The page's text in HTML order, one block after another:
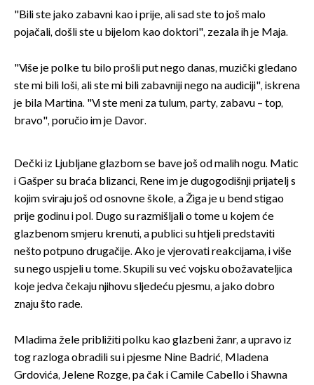
"Bili ste jako zabavni kao i prije, ali sad ste to još malo
pojačali, došli ste u bijelom kao doktori", zezala ih je Maja.
"Više je polke tu bilo prošli put nego danas, muzički gledano
ste mi bili loši, ali ste mi bili zabavniji nego na audiciji", iskrena
je bila Martina. "Vi ste meni za tulum, party, zabavu – top,
bravo", poručio im je Davor.
Dečki iz Ljubljane glazbom se bave još od malih nogu. Matic
i Gašper su braća blizanci, Rene im je dugogodišnji prijatelj s
kojim sviraju još od osnovne škole, a Žiga je u bend stigao
prije godinu i pol. Dugo su razmišljali o tome u kojem će
glazbenom smjeru krenuti, a publici su htjeli predstaviti
nešto potpuno drugačije. Ako je vjerovati reakcijama, i više
su nego uspjeli u tome. Skupili su već vojsku obožavateljica
koje jedva čekaju njihovu sljedeću pjesmu, a jako dobro
znaju što rade.
Mladima žele približiti polku kao glazbeni žanr, a upravo iz
tog razloga obradili su i pjesme Nine Badrić, Mladena
Grdovića, Jelene Rozge, pa čak i Camile Cabello i Shawna